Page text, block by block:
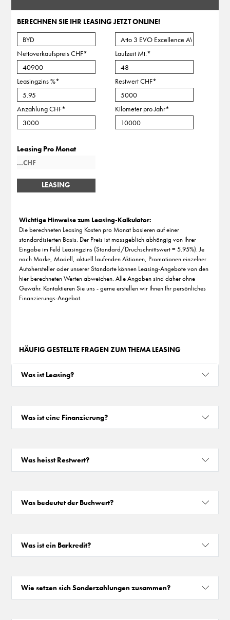
BERECHNEN SIE IHR LEASING JETZT ONLINE!
Nettoverkaufspreis CHF* Laufzeit Mt.*
Leasingzins %* Restwert CHF*
Anzahlung CHF* Kilometer pro Jahr*
Leasing Pro Monat
LEASING
BERECHNEN
Wichtige Hinweise zum Leasing-Kalkulator:
Die berechneten Leasing Kosten pro Monat basieren auf einer
standardisierten Basis. Der Preis ist massgeblich abhängig von Ihrer
Eingabe im Feld Leasingzins (Standard/Druchschnittswert = 5.95%). Je
nach Marke, Modell, aktuell laufenden Aktionen, Promotionen einzelner
Autohersteller oder unserer Standorte können Leasing-Angebote von den
hier berechneten Werten abweichen. Alle Angaben sind daher ohne
Gewähr. Kontaktieren Sie uns - gerne erstellen wir Ihnen Ihr persönliches
Finanzierungs-Angebot.
HÄUFIG GESTELLTE FRAGEN ZUM THEMA LEASING
Was ist Leasing?
Was ist eine Finanzierung?
Was heisst Restwert?
Was bedeutet der Buchwert?
Was ist ein Barkredit?
Wie setzen sich Sonderzahlungen zusammen?